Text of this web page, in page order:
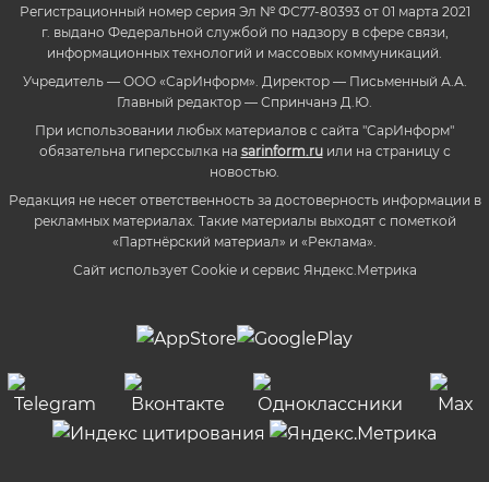
Регистрационный номер серия Эл № ФС77-80393 от 01 марта 2021
г. выдано Федеральной службой по надзору в сфере связи,
информационных технологий и массовых коммуникаций.
Учредитель — ООО «СарИнформ». Директор — Письменный А.А.
Главный редактор — Спринчанэ Д.Ю.
При использовании любых материалов с сайта "СарИнформ"
обязательна гиперссылка на sarinform.ruили на страницу с
новостью.
Редакция не несет ответственность за достоверность информации в
рекламных материалах. Такие материалы выходят с пометкой
«Партнёрский материал» и «Реклама».
Сайт использует Cookie и сервиc Яндекс.Метрика